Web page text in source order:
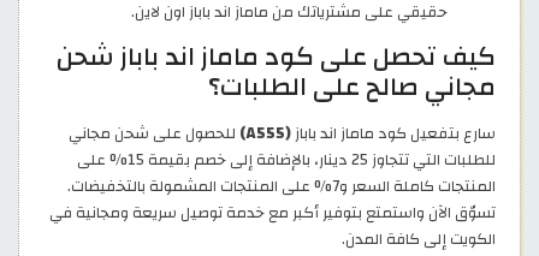
حقيقي على مشترياتك من ماماز اند باباز اون لاين.
كيف تحصل على كود ماماز اند باباز شحن
مجاني صالح على الطلبات؟
سارع بتفعيل كود ماماز اند باباز(A555)
للحصول على شحن مجاني
للطلبات التي تتجاوز 25 دينار، بالإضافة إلى خصم بقيمة 15% على
المنتجات كاملة السعر و7% على المنتجات المشمولة بالتخفيضات.
تسوّق الآن واستمتع بتوفير أكبر مع خدمة توصيل سريعة ومجانية في
الكويت إلى كافة المدن.